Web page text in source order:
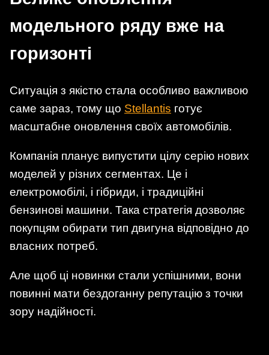
модельного ряду вже на
горизонті
Ситуація з якістю стала особливо важливою
саме зараз, тому що Stellantis готує
масштабне оновлення своїх автомобілів.
Компанія планує випустити цілу серію нових
моделей у різних сегментах. Це і
електромобілі, і гібриди, і традиційні
бензинові машини. Така стратегія дозволяє
покупцям обирати тип двигуна відповідно до
власних потреб.
Але щоб ці новинки стали успішними, вони
повинні мати бездоганну репутацію з точки
зору надійності.